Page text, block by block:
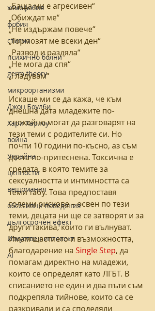
хомофобия
фобия
стигма
психично болни
germ theory
микроорганизми
Джон Боулби
Хари Харлоу
война
Украйна
ценности
вещомания
обсесивни поведения
дългосрочен ефект
Изкуствен интелект
AI
„Баща ми е агресивен“
„Обиждат ме“
„Не издържам повече“
„Тормозят ме всеки ден“
„Развод и раздяла“
„Не мога да спя“
„Гладувам“
Искаше ми се да кажа, че към
днешна дата младежите по-
спокойно могат да разговарят на
тези теми с родителите си. Но
почти 10 години по-късно, аз съм
доста по-притеснена. Токсична е
средата, в която темите за
сексуалността и интимността са
теми табу. Това предпоставя
големи рискове – освен по тези
теми, децата ни ще се затворят и за
други такива, които ги вълнуват.
Имам щастието и възможността,
благодарение на Single Step, да
помагам директно на младежи,
които се определят като ЛГБТ. В
списанието не един и два пъти съм
подкрепяла тийнове, които са се
разкривали и са споделяли